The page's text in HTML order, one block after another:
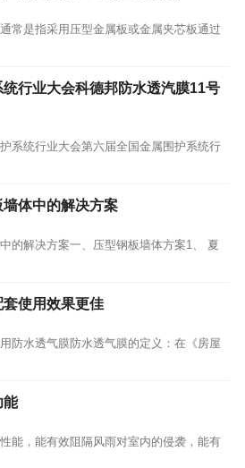
常是指采用压型金属板或金属夹芯板通过
行业大会科德邦防水透汽膜11号
系统行业大会第六届全国金属围护系统行
体中的解决方案
的解决方案一、压型钢板墙体方案1、 夏
套使用效果更佳
防水透气膜防水透气膜的定义：在《房屋
能
能，能有效阻隔风雨对室内的侵袭，能有